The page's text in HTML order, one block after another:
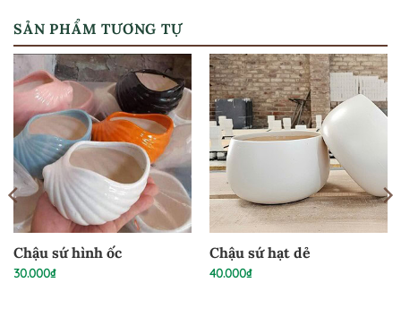
SẢN PHẨM TƯƠNG TỰ
Chậu sứ hình ốc
30.000₫
Chậu sứ hạt dẻ
40.000₫